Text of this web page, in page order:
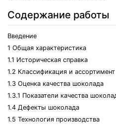
Содержание работы
Введение
1 Общая характеристика
1.1 Историческая справка
1.2 Классификация и ассортимент
1.3 Оценка качества шоколада
1.3.1 Показатели качества
1.4 Дефекты шоколада
1.5 Технология производства